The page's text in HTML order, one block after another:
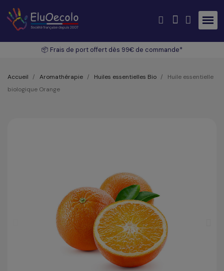
📦 Frais de port offert dès 99€ de commande*
Accueil Aromathérapie Huiles essentielles Bio
Huile essentielle
biologique Orange